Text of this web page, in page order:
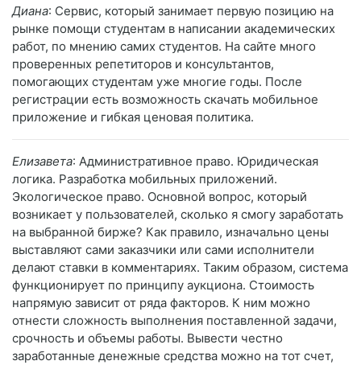
Диана: Сервис, который занимает первую позицию на
рынке помощи студентам в написании академических
работ, по мнению самих студентов. На сайте много
проверенных репетиторов и консультантов,
помогающих студентам уже многие годы. После
регистрации есть возможность скачать мобильное
приложение и гибкая ценовая политика.
Елизавета: Административное право. Юридическая
логика. Разработка мобильных приложений.
Экологическое право. Основной вопрос, который
возникает у пользователей, сколько я смогу заработать
на выбранной бирже? Как правило, изначально цены
выставляют сами заказчики или сами исполнители
делают ставки в комментариях. Таким образом, система
функционирует по принципу аукциона. Стоимость
напрямую зависит от ряда факторов. К ним можно
отнести сложность выполнения поставленной задачи,
срочность и объемы работы. Вывести честно
заработанные денежные средства можно на тот счет,